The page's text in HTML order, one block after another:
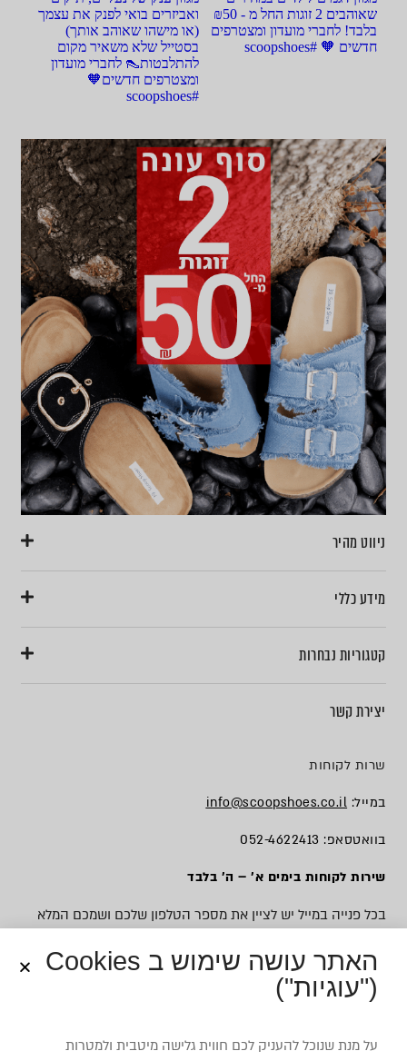
ניווט מהיר
מידע כללי
קטגוריות נבחרות
יצירת קשר
שרות לקוחות
במייל: info@scoopshoes.co.il
בוואטסאפ: 052-4622413
שירות לקוחות בימים א׳ – ה׳ בלבד
בכל פנייה במייל יש לציין את מספר הטלפון שלכם ושמכם המלא
האתר עושה שימוש ב Cookies
("עוגיות")
על מנת שנוכל להעניק לכם חווית גלישה מיטבית ולמטרות